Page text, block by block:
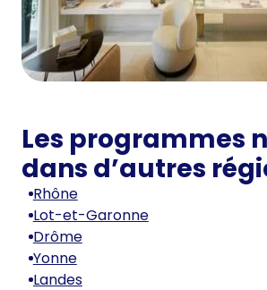
Les programmes
dans d’autres
Rhône
Lot-et-Garonne
Drôme
Yonne
Landes